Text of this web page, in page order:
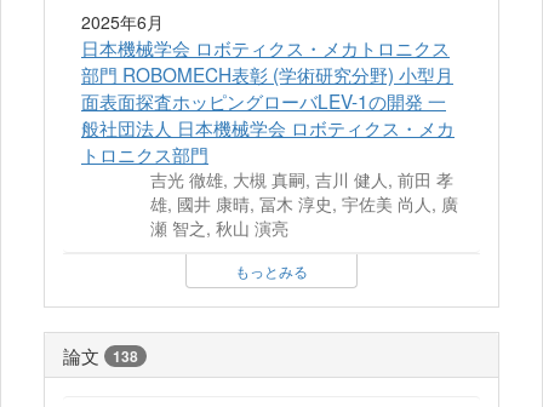
2025年6月
日本機械学会 ロボティクス・メカトロニクス
部門 ROBOMECH表彰 (学術研究分野) 小型月
面表面探査ホッピングローバLEV-1の開発 一
般社団法人 日本機械学会 ロボティクス・メカ
トロニクス部門
吉光 徹雄, 大槻 真嗣, 吉川 健人, 前田 孝
雄, 國井 康晴, 冨木 淳史, 宇佐美 尚人, 廣
瀬 智之, 秋山 演亮
もっとみる
論文 138